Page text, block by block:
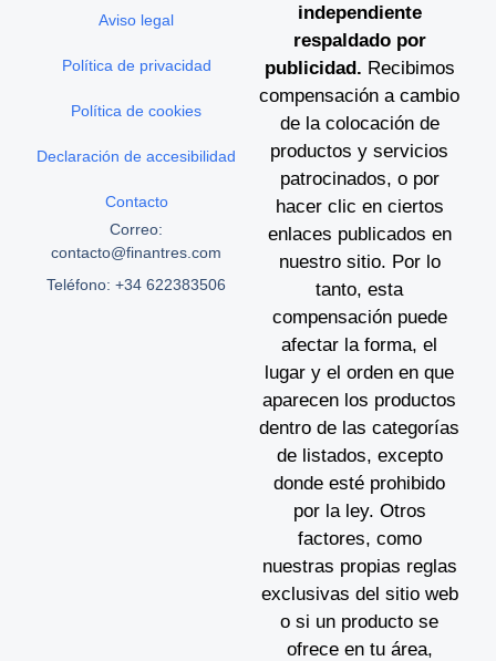
independiente
respaldado por
publicidad. Recibimos
compensación a cambio
de la colocación de
productos y servicios
patrocinados, o por
hacer clic en ciertos
enlaces publicados en
nuestro sitio. Por lo
tanto, esta
compensación puede
afectar la forma, el
lugar y el orden en que
aparecen los productos
dentro de las categorías
de listados, excepto
donde esté prohibido
por la ley. Otros
factores, como
nuestras propias reglas
exclusivas del sitio web
o si un producto se
ofrece en tu área,
Aviso legal
Política de privacidad
Política de cookies
Declaración de accesibilidad
Contacto
Correo:
contacto@finantres.com
Teléfono: +34 622383506